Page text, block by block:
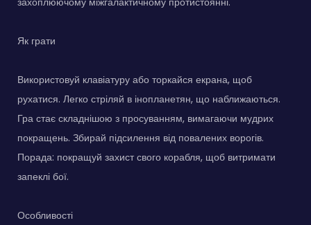
Як грати
Використовуй клавіатуру або торкайся екрана, щоб
рухатися. Легко стріляй в інопланетян, що наближаються.
Гра стає складнішою з просуванням, вимагаючи мудрих
покращень. Збирай підсилення від повалених ворогів.
Порада: покращуй захист свого корабля, щоб витримати
запеклі бої.
Особливості